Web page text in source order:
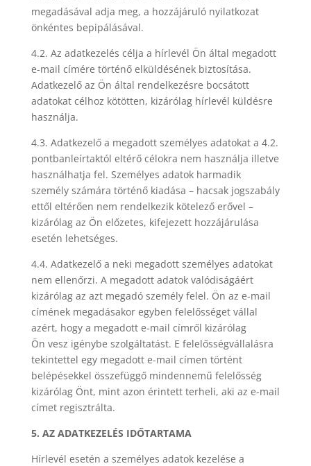
megadásával adja meg, a hozzájáruló nyilatkozat
önkéntes bepipálásával.
4.2. Az adatkezelés célja a hírlevél Ön által megadott
e-mail címére történő elküldésének biztosítása.
Adatkezelő az Ön által rendelkezésre bocsátott
adatokat célhoz kötötten, kizárólag hírlevél küldésre
használja.
4.3. Adatkezelő a megadott személyes adatokat a 4.2.
pontbanleírtaktól eltérő célokra nem használja illetve
használhatja fel. Személyes adatok harmadik
személy számára történő kiadása – hacsak jogszabály
ettől eltérően nem rendelkezik kötelező erővel –
kizárólag az Ön előzetes, kifejezett hozzájárulása
esetén lehetséges.
4.4. Adatkezelő a neki megadott személyes adatokat
nem ellenőrzi. A megadott adatok valódiságáért
kizárólag az azt megadó személy felel. Ön az e-mail
címének megadásakor egyben felelősséget vállal
azért, hogy a megadott e-mail címről kizárólag
Ön vesz igénybe szolgáltatást. E felelősségvállalásra
tekintettel egy megadott e-mail címen történt
belépésekkel összefüggő mindennemű felelősség
kizárólag Önt, mint azon érintett terheli, aki az e-mail
címet regisztrálta.
5. AZ ADATKEZELÉS IDŐTARTAMA
Hírlevél esetén a személyes adatok kezelése a